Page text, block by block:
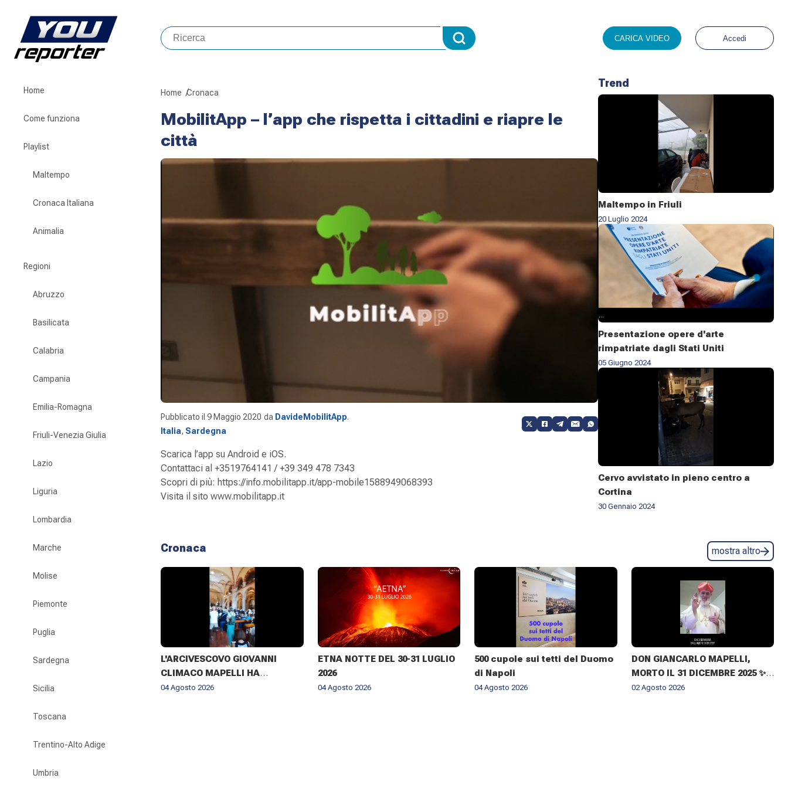
CARICA VIDEO Accedi
Home
Come funziona
Playlist
Maltempo
Cronaca Italiana
Animalia
Regioni
Abruzzo
Basilicata
Calabria
Campania
Emilia-Romagna
Friuli-Venezia Giulia
Lazio
Liguria
Lombardia
Marche
Molise
Piemonte
Puglia
Sardegna
Sicilia
Toscana
Trentino-Alto Adige
Umbria
Home Cronaca
MobilitApp – l’app che rispetta i cittadini e riapre le
città
Pubblicato il 9 Maggio 2020 da DavideMobilitApp.
Italia, Sardegna
Scarica l’app su Android e iOS.
Contattaci al +3519764141 / +39 349 478 7343
Scopri di più: https://info.mobilitapp.it/app-mobile1588949068393
Visita il sito www.mobilitapp.it
Trend
Maltempo in Friuli
20 Luglio 2024
Presentazione opere d'arte
rimpatriate dagli Stati Uniti
05 Giugno 2024
Cervo avvistato in pieno centro a
Cortina
30 Gennaio 2024
Cronaca mostra altro
L'ARCIVESCOVO GIOVANNI
CLIMACO MAPELLI HA
PRESENZIATO AL FUNERALE DI
04 Agosto 2026
ETNA NOTTE DEL 30-31 LUGLIO
2026
04 Agosto 2026
500 cupole sui tetti del Duomo
di Napoli
04 Agosto 2026
DON GIANCARLO MAPELLI,
MORTO IL 31 DICEMBRE 2025 ✨
IL RICORDO DEL CUGINO
02 Agosto 2026